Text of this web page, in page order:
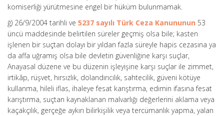
komiserliği yürütmesine engel bir hüküm bulunmamak.
ğ) 26/9/2004 tarihli ve 5237 sayılı Türk Ceza Kanununun 53
üncü maddesinde belirtilen süreler geçmiş olsa bile; kasten
işlenen bir suçtan dolayı bir yıldan fazla süreyle hapis cezasına ya
da affa uğramış olsa bile devletin güvenliğine karşı suçlar,
Anayasal düzene ve bu düzenin işleyişine karşı suçlar ile zimmet,
irtikâp, rüşvet, hırsızlık, dolandırıcılık, sahtecilik, güveni kötüye
kullanma, hileli iflas, ihaleye fesat karıştırma, edimin ifasına fesat
karıştırma, suçtan kaynaklanan malvarlığı değerlerini aklama veya
kaçakçılık, gerçeğe aykırı bilirkişilik veya tercümanlık yapma, yalan